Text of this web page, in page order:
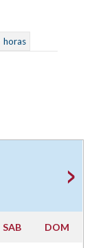
horas
SAB DOM